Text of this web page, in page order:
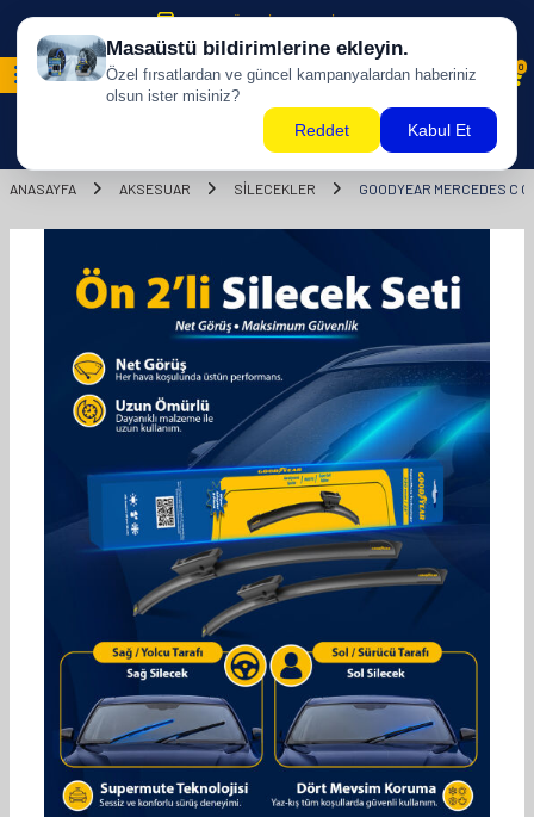
500 TL ÜZERİ KARGO BİZDEN !
0
ANASAYFA AKSESUAR SİLECEKLER GOODYEAR MERCEDES C